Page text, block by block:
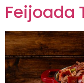
Feijoada